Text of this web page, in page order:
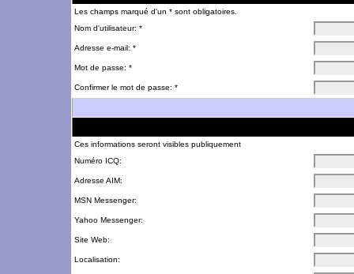
Les champs marqué d'un * sont obligatoires.
Nom d'utilisateur: *
Adresse e-mail: *
Mot de passe: *
Confirmer le mot de passe: *
Ces informations seront visibles publiquement
Numéro ICQ:
Adresse AIM:
MSN Messenger:
Yahoo Messenger:
Site Web:
Localisation: